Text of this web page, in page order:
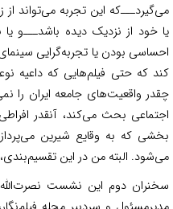
این تجربه می‌‌تواند
خود از نزدیک دیده باشد‌ـــ‌‌و
که حتی فیلم‌‌هایی که داعیه
واقعیت‌‌های جامعه ایران را
بحث می‌‌کند، آنقدر
که به وقایع شیرین
البته من در این تقسیم‌‌بندی،
دوم این نشست نصرت‌الله